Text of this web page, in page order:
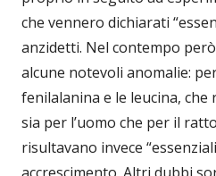
che vennero dichiarati
anzidetti. Nel contempo
alcune notevoli anomalie:
fenilalanina e le leucina, che
sia per l’uomo che per il
risultavano invece
accrescimento. Altri dubbi